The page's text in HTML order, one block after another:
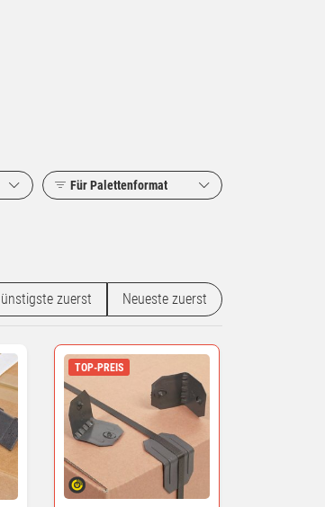
Für Palettenformat
zuerst Neueste zuerst
TOP-PREIS